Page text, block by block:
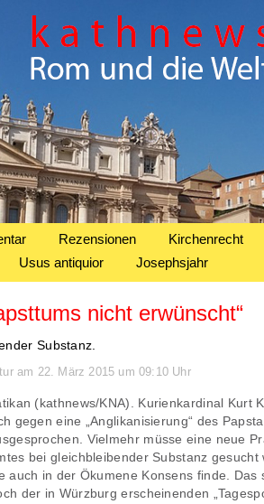
Rezensionen Kirchenrecht
Usus antiquior Josephsjahr
nicht erwünscht“
Substanz.
am 22. März 2015 um 09:10 Uhr
(kathnews/KNA). Kurienkardinal Kurt
gegen eine „Anglikanisierung“ des
Vielmehr müsse eine neue
bei gleichbleibender Substanz gesucht
auch in der Ökumene Konsens finde. Das
der in Würzburg erscheinenden